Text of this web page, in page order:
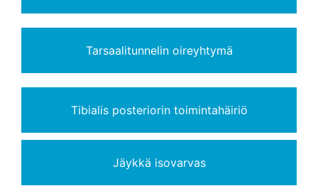
Tarsaalitunnelin oireyhtymä
Tibialis posteriorin toimintahäiriö
Jäykkä isovarvas